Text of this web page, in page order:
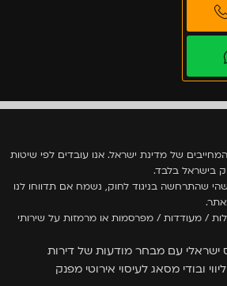
של מדינת ישראל. אנו עובדים לפי שיטות
בישראל בלבד.
שהתרחשה בניגוד לחוק, נשמח אם תדווחו לנו
/ מעודדות / מפרסמות או מרמזות על שירותי
עם מבחר מודעות של דירות
ובודי מסאג לעיסוי אירוטי מפנק